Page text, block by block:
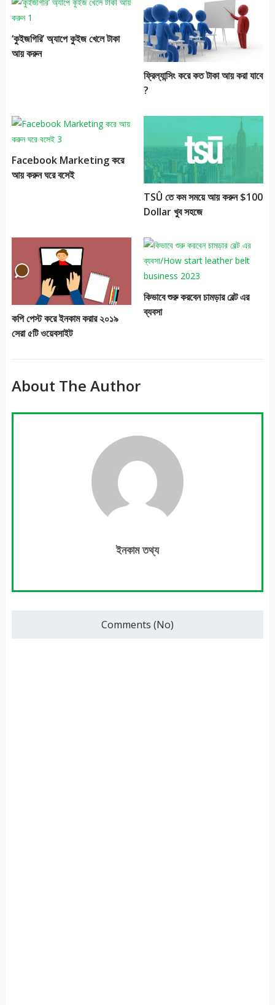
‘কুইজগিরি’ অ্যাপে কুইজ খেলে টাকা
আয় করুন
ফ্রিল্যান্সিং করে কত টাকা আয় করা যাবে
?
Facebook Marketing করে
আয় করুন ঘরে বসেই
TSÛ তে কম সময়ে আয় করুন $100
Dollar খুব সহজে
কপি পেস্ট করে ইনকাম করার ২০১৯
সেরা ৫টি ওয়েবসাইট
কিভাবে শুরু করবেন চামড়ার বেল্ট এর
ব্যবসা
About The Author
ইনকাম তথ্য
Comments (No)